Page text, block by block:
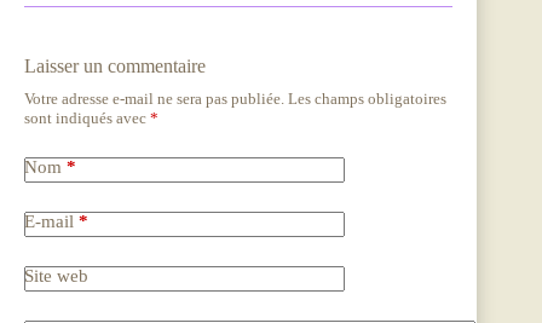
Laisser un commentaire
Votre adresse e-mail ne sera pas publiée. Les champs obligatoires
sont indiqués avec *
Nom *
E-mail *
Site web